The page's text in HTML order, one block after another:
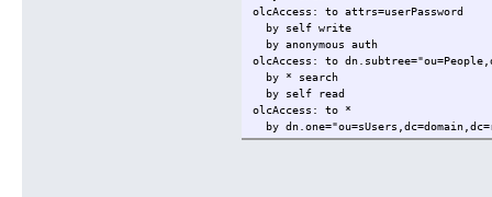
olcAccess: to attrs=userPassword
by self write
by anonymous auth
olcAccess: to
by * search
by self read
olcAccess: to *
by